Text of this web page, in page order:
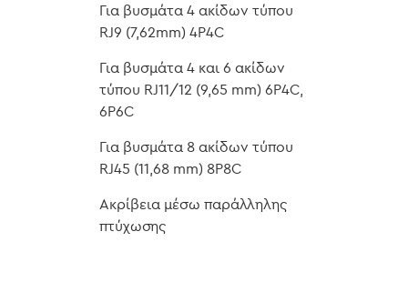
Για βυσμάτα 4 ακίδων τύπου
RJ9 (7,62mm) 4P4C
Για βυσμάτα 4 και 6 ακίδων
τύπου RJ11/12 (9,65 mm) 6P4C,
6P6C
Για βυσμάτα 8 ακίδων τύπου
RJ45 (11,68 mm) 8P8C
Ακρίβεια μέσω παράλληλης
πτύχωσης